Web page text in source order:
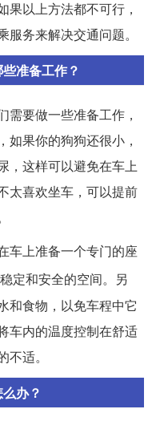
果以上方法都不可行，
务来解决交通问题。
准备工作？
需要做一些准备工作，
如果你的狗狗还很小，
，这样可以避免在车上
太喜欢坐车，可以提前
车上准备一个专门的座
定和安全的空间。另
和食物，以免车程中它
车内的温度控制在舒适
适。
办？